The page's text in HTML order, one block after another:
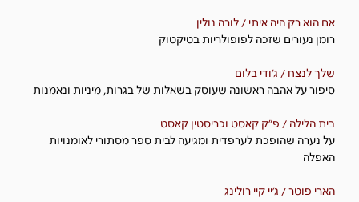
אם הוא רק היה איתי / לורה נולין
רומן נעורים שזכה לפופולריות בטיקטוק
שלך לנצח / ג׳ודי בלום
סיפור על אהבה ראשונה שעוסק בשאלות של בגרות, מיניות ונאמנות
בית הלילה / פ"ק קאסט וכריסטין קאסט
על נערה שהופכת לערפדית ומגיעה לבית ספר מסתורי לאומנויות
האפלה
הארי פוטר / ג'יי קיי רולינג